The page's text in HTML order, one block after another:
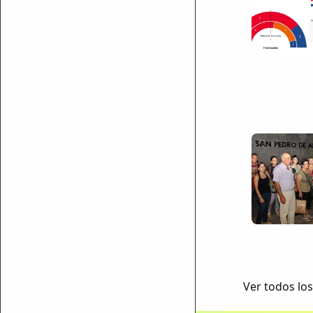
Ver todos